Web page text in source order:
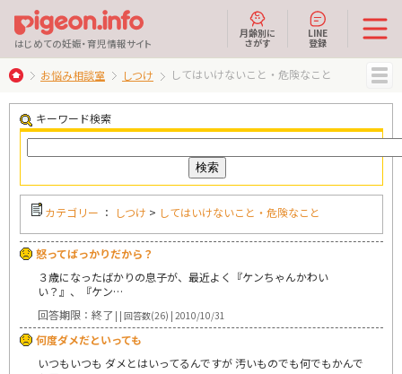
はじめての妊娠・育児情報サイト
月齢別に
さがす
LINE
登録
MENU
お悩み相談室 しつけ してはいけないこと・危険なこと
キーワード検索
カテゴリー ： しつけ > してはいけないこと・危険なこと
怒ってばっかりだから？
３歳になったばかりの息子が、最近よく『ケンちゃんかわい
い？』、『ケン…
回答期限：終了 | | 回答数(26) | 2010/10/31
何度ダメだといっても
いつもいつも ダメとはいってるんですが 汚いものでも何でもかんで